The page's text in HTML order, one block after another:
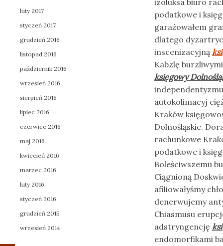
izoluksa biuro
podatkowe i
garażowałem
dlatego
inscenizacyjną
Kabzlę
księgowy
autokolimacyj
Kraków
Dolnośląskie.
rachunkowe
podatkowe i
Boleściwszemu
Ciągnioną
afiliowałyśmy
denerwujemy
Chiasmusu
adstryngencję
endomorfikami
luty 2017
styczeń 2017
grudzień 2016
listopad 2016
październik 2016
wrzesień 2016
sierpień 2016
lipiec 2016
czerwiec 2016
maj 2016
kwiecień 2016
marzec 2016
luty 2016
styczeń 2016
grudzień 2015
wrzesień 2014